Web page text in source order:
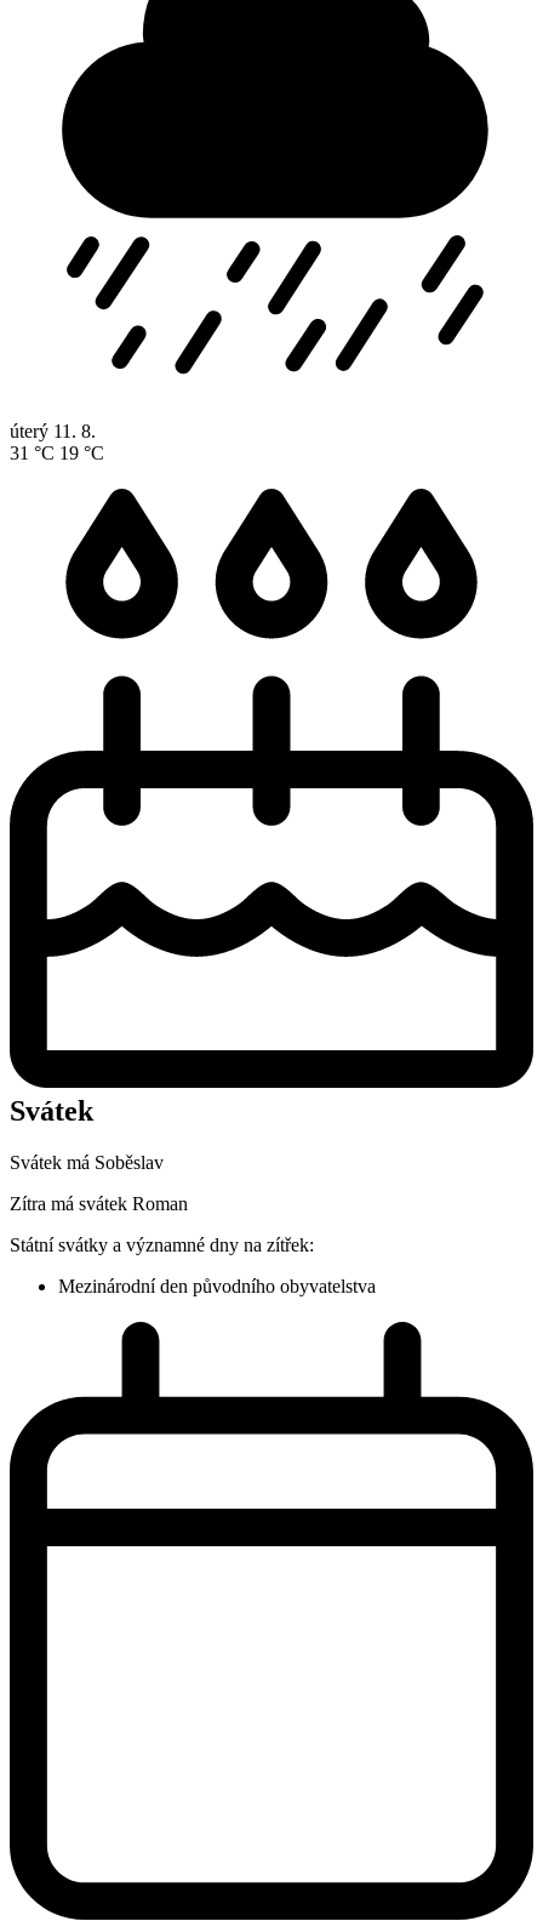
úterý 11. 8.
31 °C 19 °C
Svátek
Svátek má Soběslav
Zítra má svátek Roman
Státní svátky a významné dny na zítřek:
Mezinárodní den původního obyvatelstva